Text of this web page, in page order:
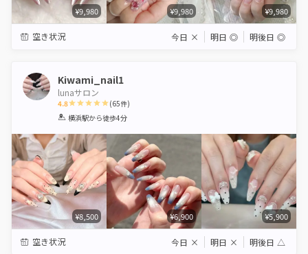
¥9,980 ¥9,980 ¥9,980
空き状況 今日 × 明日 ◎ 明後日 ◎
Kiwami_nail1
lunaサロン
4.8
1 2 3 4 5
(65件)
横浜駅から徒歩4分
¥8,500 ¥6,900 ¥5,900
空き状況 今日 × 明日 × 明後日 △